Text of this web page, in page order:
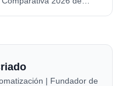
| Fundador de